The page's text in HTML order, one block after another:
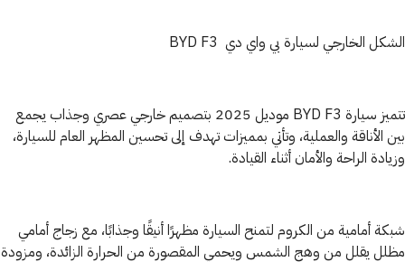
الشكل الخارجي لسيارة بي واي دي BYD F3
تتميز سيارة BYD F3 موديل 2025 بتصميم خارجي عصري وجذاب يجمع
بين الأناقة والعملية، وتأتي بمميزات تهدف إلى تحسين المظهر العام للسيارة،
وزيادة الراحة والأمان أثناء القيادة.
شبكة أمامية من الكروم لتمنح السيارة مظهرًا أنيقًا وجذابًا، مع زجاج أمامي
مظلل يقلل من وهج الشمس ويحمي المقصورة من الحرارة الزائدة، ومزودة